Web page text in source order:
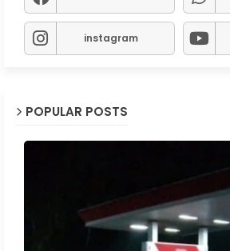
instagram
POPULAR POSTS